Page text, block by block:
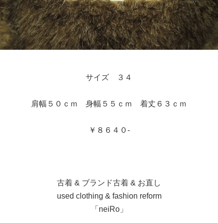
サイズ ３４
肩幅５０ｃｍ 身幅５５ｃｍ 着丈６３ｃｍ
￥８６４０-
古着 & ブランド古着 & お直し
used clothing & fashion reform
「neiRo」